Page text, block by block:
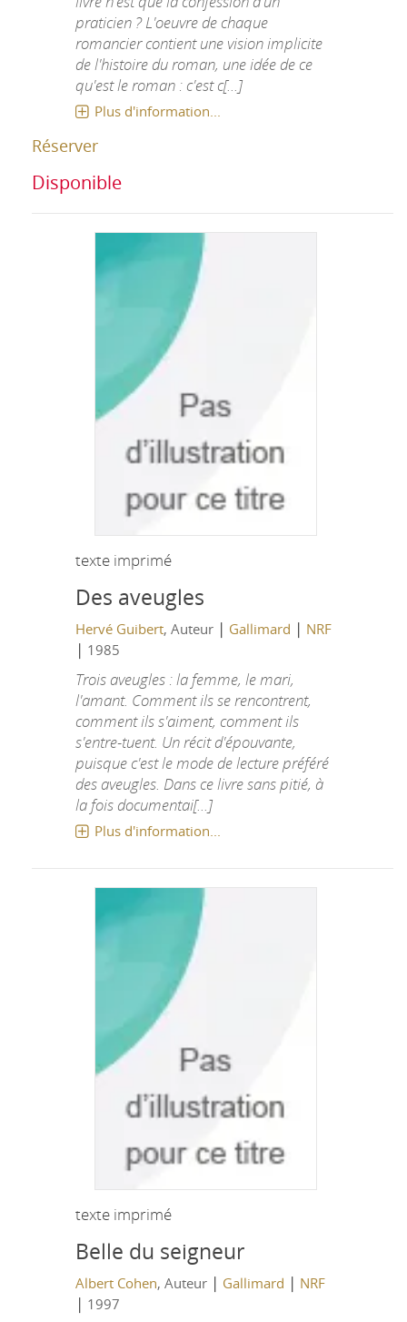
praticien ? L'oeuvre de chaque
romancier contient une vision implicite
de l'histoire du roman, une idée de ce
qu'est le roman : c'est c[...]
Plus d'information...
Réserver
Disponible
texte imprimé
Des aveugles
Hervé Guibert, Auteur | Gallimard | NRF
| 1985
Trois aveugles : la femme, le mari,
l'amant. Comment ils se rencontrent,
comment ils s'aiment, comment ils
s'entre-tuent. Un récit d'épouvante,
puisque c'est le mode de lecture préféré
des aveugles. Dans ce livre sans pitié, à
la fois documentai[...]
Plus d'information...
texte imprimé
Belle du seigneur
Albert Cohen, Auteur | Gallimard | NRF
| 1997